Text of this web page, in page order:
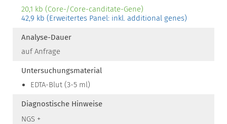
20,1 kb (Core-/Core-canditate-Gene)
42,9 kb (Erweitertes Panel: inkl. additional genes)
Analyse-Dauer
auf Anfrage
Untersuchungsmaterial
EDTA-Blut (3-5 ml)
Diagnostische Hinweise
NGS +